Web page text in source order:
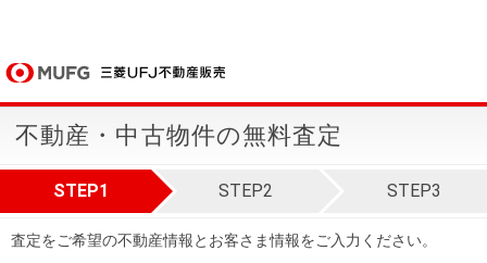
不動産・中古物件の無料査定
STEP1 STEP2 STEP3
査定をご希望の不動産情報とお客さま情報をご入力ください。